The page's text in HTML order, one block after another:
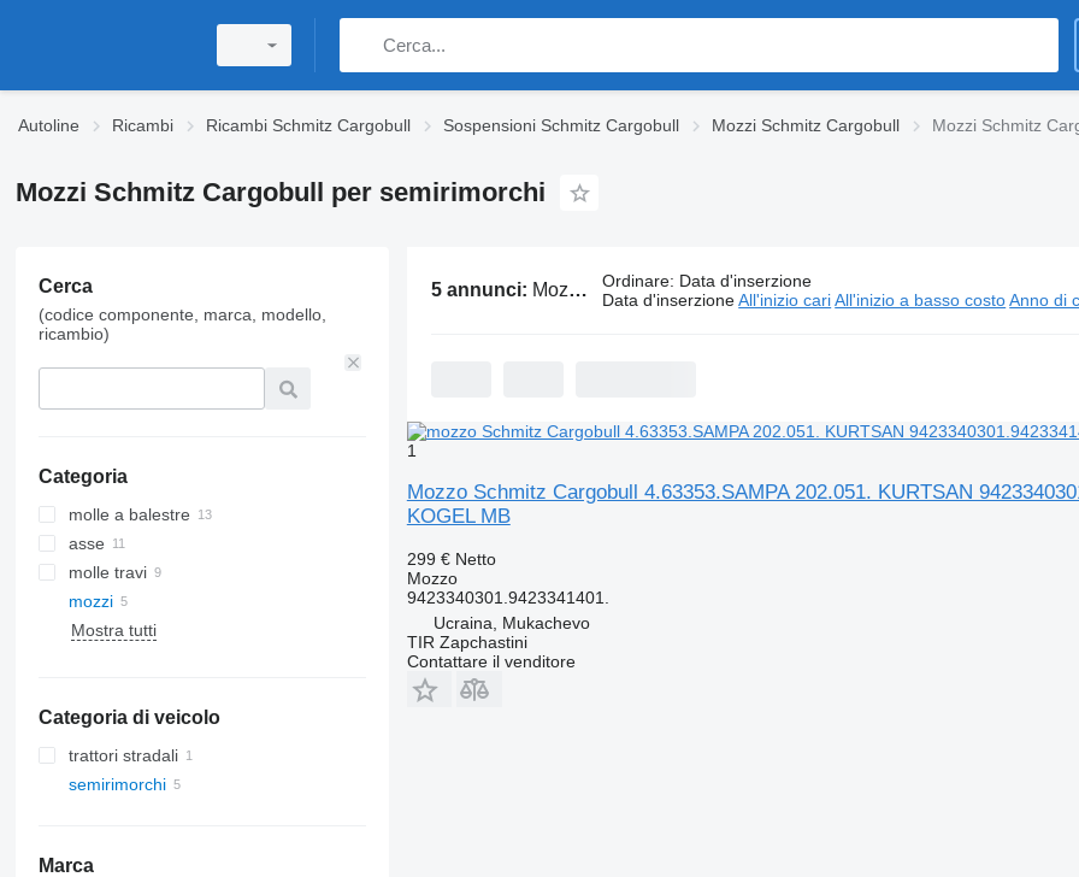
Autoline Ricambi Ricambi Schmitz Cargobull Sospensioni Schmitz Cargobull Mozzi Schmitz Cargobull Mozzi Schmitz
Mozzi Schmitz Cargobull per semirimorchi
Cerca
(codice componente, marca, modello,
ricambio)
Categoria
molle a balestre
asse
molle travi
mozzi
Mostra tutti
Categoria di veicolo
trattori stradali
semirimorchi
Marca
5 annunci: Mozzi Schmitz Cargobull per semirimorchi Ordinare: Data d'inserzione
Data d'inserzione All'inizio cari All'inizio a basso costo Anno di
1
Mozzo Schmitz Cargobull 4.63353.SAMPA 202.051. KURTSAN
KOGEL MB
299 € Netto
Mozzo
9423340301.9423341401.
Ucraina, Mukachevo
TIR Zapchastini
Contattare il venditore